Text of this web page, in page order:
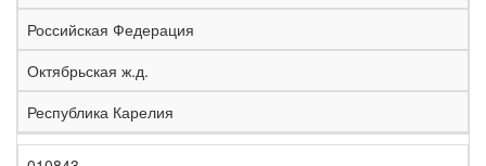
Российская Федерация
Октябрьская ж.д.
Республика Карелия